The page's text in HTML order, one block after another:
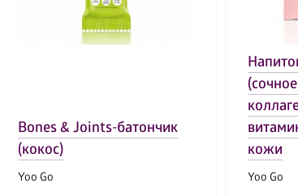
Bones & Joints-батончик
(кокос)
Yoo Gо
кожи
Yoo Gо